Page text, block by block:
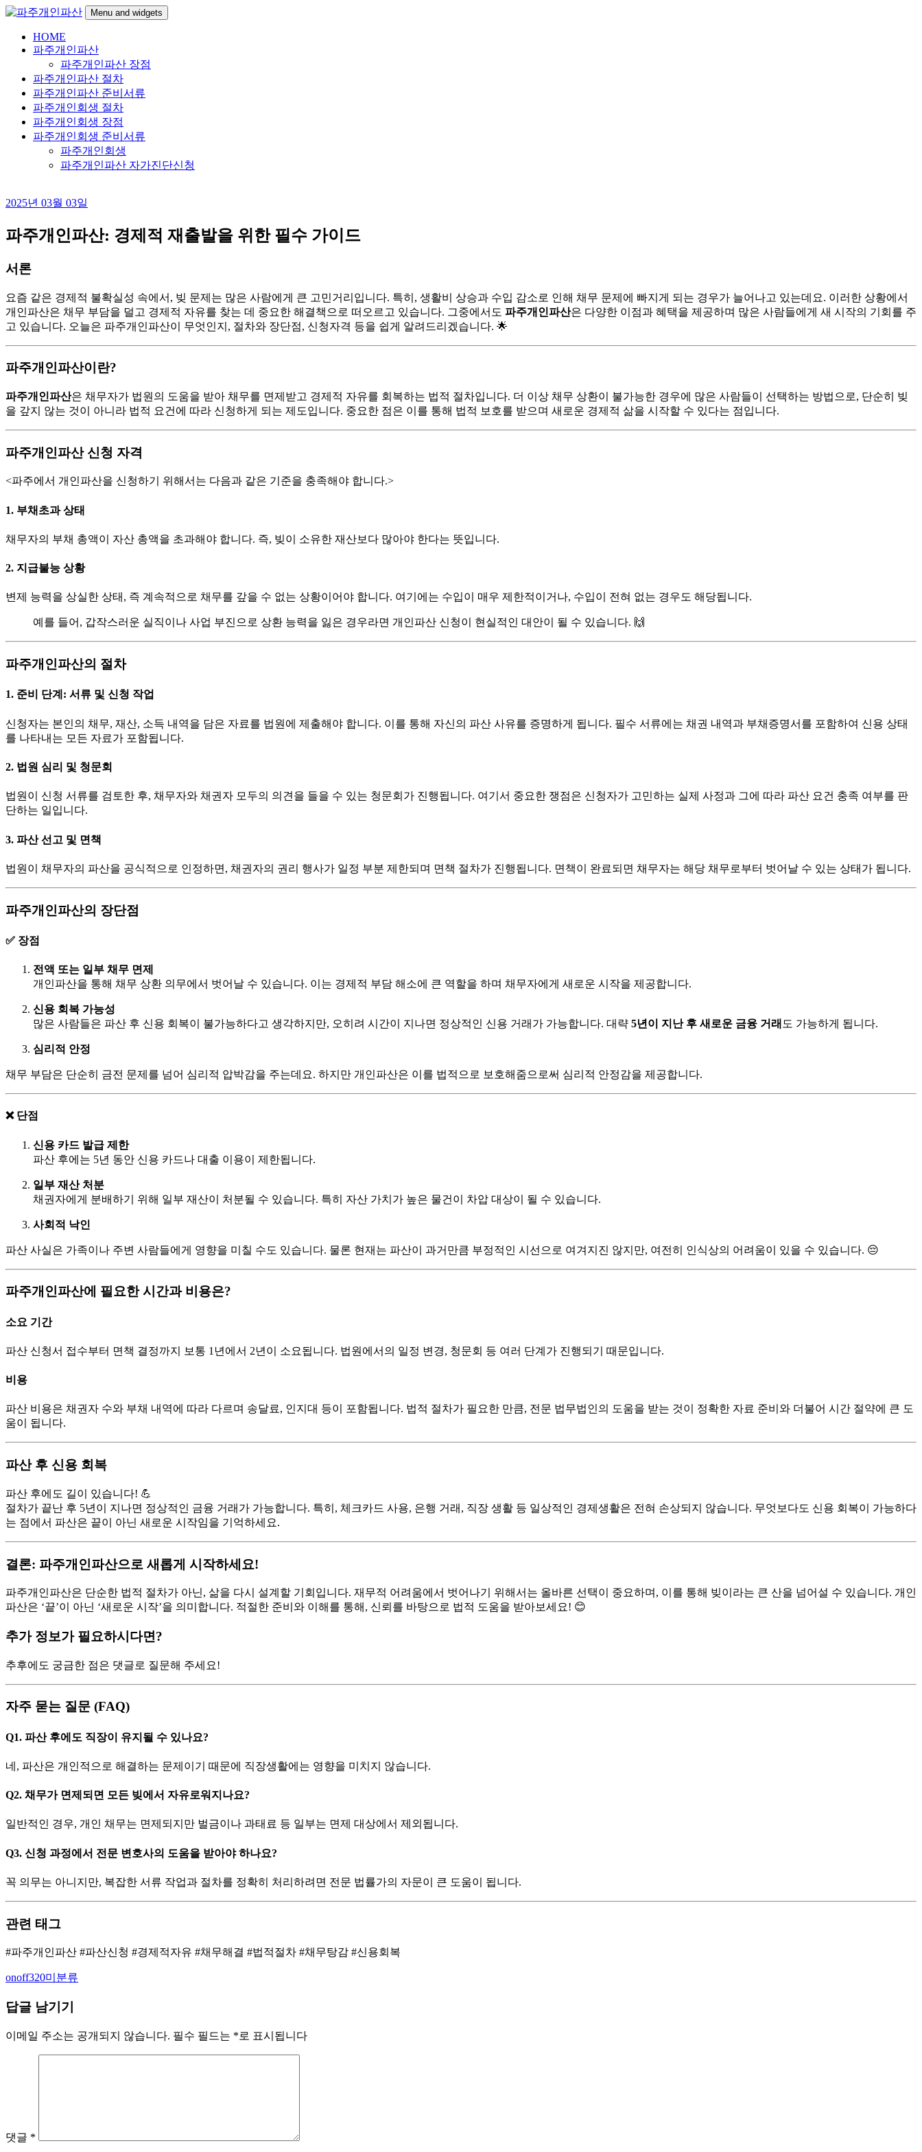
Skip
content
24시간 무료상담
Menu and widgets
HOME
파주개인파산
파주개인파산 장점
파주개인파산 절차
파주개인파산 준비서류
파주개인회생 절차
파주개인회생 장점
파주개인회생 준비서류
파주개인회생
파주개인파산 자가진단신청
2025년 03월 03일
파주개인파산: 경제적 재출발을 위한 필수 가이드
서론
요즘 같은 경제적 불확실성 속에서, 빚 문제는 많은 사람에게 큰 고민거리입니다. 특히, 생활비 상승과 수입 감소로 인해 채무 문제에 빠지게 되는 경우가 늘어나고 있는데요. 이러한 상황에서
개인파산은 채무 부담을 덜고 경제적 자유를 찾는 데 중요한 해결책으로 떠오르고 있습니다. 그중에서도 파주개인파산은 다양한 이점과 혜택을 제공하며 많은 사람들에게 새 시작의 기회를 주
고 있습니다. 오늘은 파주개인파산이 무엇인지, 절차와 장단점, 신청자격 등을 쉽게 알려드리겠습니다. 🌟
파주개인파산이란?
파주개인파산은 채무자가 법원의 도움을 받아 채무를 면제받고 경제적 자유를 회복하는 법적 절차입니다. 더 이상 채무 상환이 불가능한 경우에 많은 사람들이 선택하는 방법으로, 단순히 빚
을 갚지 않는 것이 아니라 법적 요건에 따라 신청하게 되는 제도입니다. 중요한 점은 이를 통해 법적 보호를 받으며 새로운 경제적 삶을 시작할 수 있다는 점입니다.
파주개인파산 신청 자격
<파주에서 개인파산을 신청하기 위해서는 다음과 같은 기준을 충족해야 합니다.>
1. 부채초과 상태
채무자의 부채 총액이 자산 총액을 초과해야 합니다. 즉, 빚이 소유한 재산보다 많아야 한다는 뜻입니다.
2. 지급불능 상황
변제 능력을 상실한 상태, 즉 계속적으로 채무를 갚을 수 없는 상황이어야 합니다. 여기에는 수입이 매우 제한적이거나, 수입이 전혀 없는 경우도 해당됩니다.
예를 들어, 갑작스러운 실직이나 사업 부진으로 상환 능력을 잃은 경우라면 개인파산 신청이 현실적인 대안이 될 수 있습니다. 🙌
파주개인파산의 절차
1. 준비 단계: 서류 및 신청 작업
신청자는 본인의 채무, 재산, 소득 내역을 담은 자료를 법원에 제출해야 합니다. 이를 통해 자신의 파산 사유를 증명하게 됩니다. 필수 서류에는 채권 내역과 부채증명서를 포함하여 신용 상태
를 나타내는 모든 자료가 포함됩니다.
2. 법원 심리 및 청문회
법원이 신청 서류를 검토한 후, 채무자와 채권자 모두의 의견을 들을 수 있는 청문회가 진행됩니다. 여기서 중요한 쟁점은 신청자가 고민하는 실제 사정과 그에 따라 파산 요건 충족 여부를 판
단하는 일입니다.
3. 파산 선고 및 면책
법원이 채무자의 파산을 공식적으로 인정하면, 채권자의 권리 행사가 일정 부분 제한되며 면책 절차가 진행됩니다. 면책이 완료되면 채무자는 해당 채무로부터 벗어날 수 있는 상태가 됩니다.
파주개인파산의 장단점
✅ 장점
전액 또는 일부 채무 면제
개인파산을 통해 채무 상환 의무에서 벗어날 수 있습니다. 이는 경제적 부담 해소에 큰 역할을 하며 채무자에게 새로운 시작을 제공합니다.
신용 회복 가능성
많은 사람들은 파산 후 신용 회복이 불가능하다고 생각하지만, 오히려 시간이 지나면 정상적인 신용 거래가 가능합니다. 대략 5년이 지난 후 새로운 금융 거래 도 가능하게 됩니다.
심리적 안정
채무 부담은 단순히 금전 문제를 넘어 심리적 압박감을 주는데요. 하지만 개인파산은 이를 법적으로 보호해줌으로써 심리적 안정감을 제공합니다.
❌ 단점
신용 카드 발급 제한
파산 후에는 5년 동안 신용 카드나 대출 이용이 제한됩니다.
일부 재산 처분
채권자에게 분배하기 위해 일부 재산이 처분될 수 있습니다. 특히 자산 가치가 높은 물건이 차압 대상이 될 수 있습니다.
사회적 낙인
파산 사실은 가족이나 주변 사람들에게 영향을 미칠 수도 있습니다. 물론 현재는 파산이 과거만큼 부정적인 시선으로 여겨지진 않지만, 여전히 인식상의 어려움이 있을 수 있습니다. 😔
파주개인파산에 필요한 시간과 비용은?
소요 기간
파산 신청서 접수부터 면책 결정까지 보통 1년에서 2년이 소요됩니다. 법원에서의 일정 변경, 청문회 등 여러 단계가 진행되기 때문입니다.
비용
파산 비용은 채권자 수와 부채 내역에 따라 다르며 송달료, 인지대 등이 포함됩니다. 법적 절차가 필요한 만큼, 전문 법무법인의 도움을 받는 것이 정확한 자료 준비와 더불어 시간 절약에 큰 도
움이 됩니다.
파산 후 신용 회복
파산 후에도 길이 있습니다! 💪
절차가 끝난 후 5년이 지나면 정상적인 금융 거래가 가능합니다. 특히, 체크카드 사용, 은행 거래, 직장 생활 등 일상적인 경제생활은 전혀 손상되지 않습니다. 무엇보다도 신용 회복이 가능하다
는 점에서 파산은 끝이 아닌 새로운 시작임을 기억하세요.
결론: 파주개인파산으로 새롭게 시작하세요!
파주개인파산은 단순한 법적 절차가 아닌, 삶을 다시 설계할 기회입니다. 재무적 어려움에서 벗어나기 위해서는 올바른 선택이 중요하며, 이를 통해 빚이라는 큰 산을 넘어설 수 있습니다. 개인
파산은 ‘끝’이 아닌 ‘새로운 시작’을 의미합니다. 적절한 준비와 이해를 통해, 신뢰를 바탕으로 법적 도움을 받아보세요! 😊
추가 정보가 필요하시다면?
추후에도 궁금한 점은 댓글로 질문해 주세요!
자주 묻는 질문 (FAQ)
Q1. 파산 후에도 직장이 유지될 수 있나요?
네, 파산은 개인적으로 해결하는 문제이기 때문에 직장생활에는 영향을 미치지 않습니다.
Q2. 채무가 면제되면 모든 빚에서 자유로워지나요?
일반적인 경우, 개인 채무는 면제되지만 벌금이나 과태료 등 일부는 면제 대상에서 제외됩니다.
Q3. 신청 과정에서 전문 변호사의 도움을 받아야 하나요?
꼭 의무는 아니지만, 복잡한 서류 작업과 절차를 정확히 처리하려면 전문 법률가의 자문이 큰 도움이 됩니다.
관련 태그
#파주개인파산 #파산신청 #경제적자유 #채무해결 #법적절차 #채무탕감 #신용회복
Author
onoff320Categories
미분류
답글 남기기
이메일 주소는 공개되지 않습니다. 필수 필드는 *로 표시됩니다
댓글 *